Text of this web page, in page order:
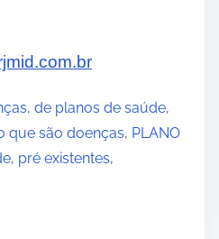
, de planos de saúde,
que são doenças, PLANO
, pré existentes,